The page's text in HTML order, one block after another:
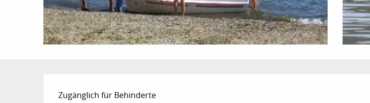
Beschreibung
Zugänglich für Behinderte